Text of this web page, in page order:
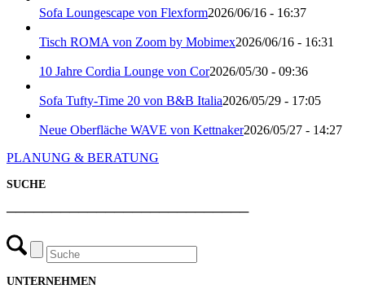
Sofa Loungescape von Flexform2026/06/16 - 16:37
Tisch ROMA von Zoom by Mobimex2026/06/16 - 16:31
10 Jahre Cordia Lounge von Cor2026/05/30 - 09:36
Sofa Tufty-Time 20 von B&B Italia2026/05/29 - 17:05
Neue Oberfläche WAVE von Kettnaker2026/05/27 - 14:27
PLANUNG & BERATUNG
SUCHE
───────────────────────────
UNTERNEHMEN